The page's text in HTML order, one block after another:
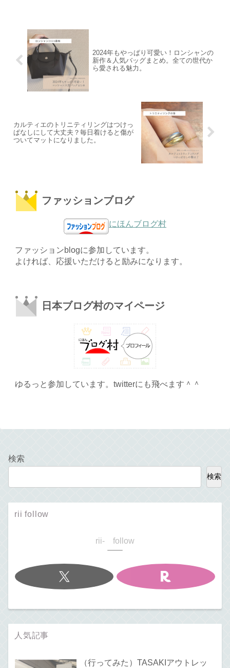
2024年もやっぱり可愛い！ロンシャンの
新作＆人気バッグまとめ。全ての世代か
ら愛される魅力。
カルティエのトリニティリングはつけっ
ぱなしにして大丈夫？毎日着けると傷が
ついてマットになりました。
ファッションブログ
にほんブログ村
ファッションblogに参加しています。
よければ、応援いただけると励みになります。
日本ブログ村のマイページ
ゆるっと参加しています。twitterにも飛べます＾＾
検索
検索
rii follow
rii- follow
人気記事
（行ってみた）TASAKIアウトレッ